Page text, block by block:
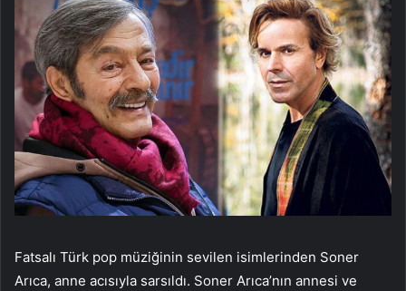
Fatsalı Türk pop müziğinin sevilen isimlerinden Soner
Arıca, anne acısıyla sarsıldı. Soner Arıca’nın annesi ve